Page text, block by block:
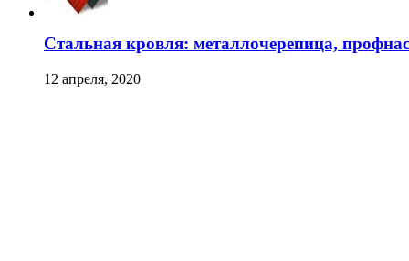
Стальная кровля: металлочерепица,
12 апреля, 2020